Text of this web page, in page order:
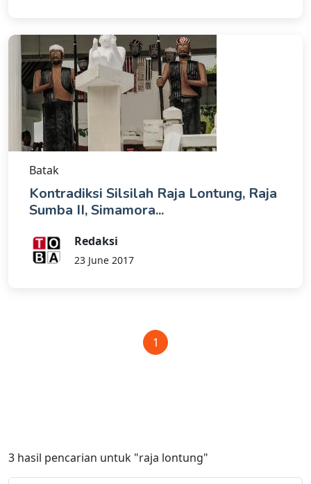
Batak
Kontradiksi Silsilah Raja Lontung, Raja
Sumba II, Simamora...
Redaksi
23 June 2017
1
3 hasil pencarian untuk "raja lontung"